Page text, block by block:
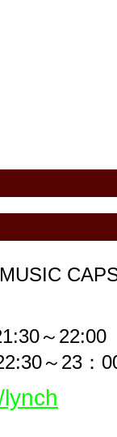
～22:00
～23：